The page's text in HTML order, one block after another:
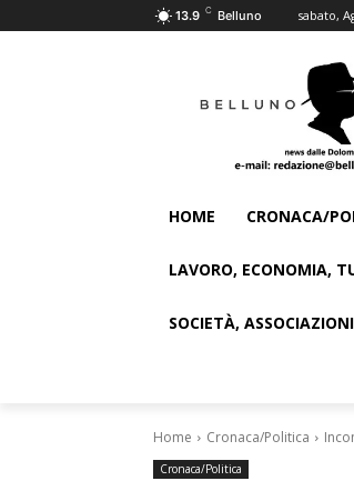
13.9 C Belluno sabato,
HOME CRONACA/
LAVORO, ECONOMIA,
SOCIETÀ,
Home Cronaca/Politica
Cronaca/Politica